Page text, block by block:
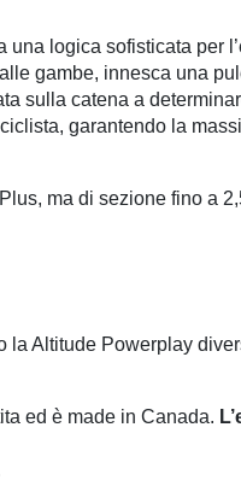
una logica sofisticata per
gambe, innesca una
sulla catena a
garantendo la
ma di sezione fino a
la Altitude Powerplay
ed è made in Canada.